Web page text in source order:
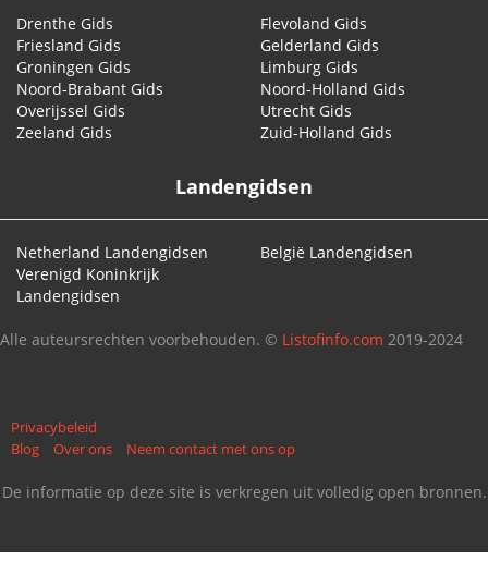
Drenthe Gids
Flevoland Gids
Friesland Gids
Gelderland Gids
Groningen Gids
Limburg Gids
Noord-Brabant Gids
Noord-Holland Gids
Overijssel Gids
Utrecht Gids
Zeeland Gids
Zuid-Holland Gids
Landengidsen
Netherland Landengidsen
België Landengidsen
Verenigd Koninkrijk
Landengidsen
Alle auteursrechten voorbehouden. © Listofinfo.com 2019-2024
Privacybeleid
Blog
Over ons Neem contact met ons op
De informatie op deze site is verkregen uit volledig open bronnen.